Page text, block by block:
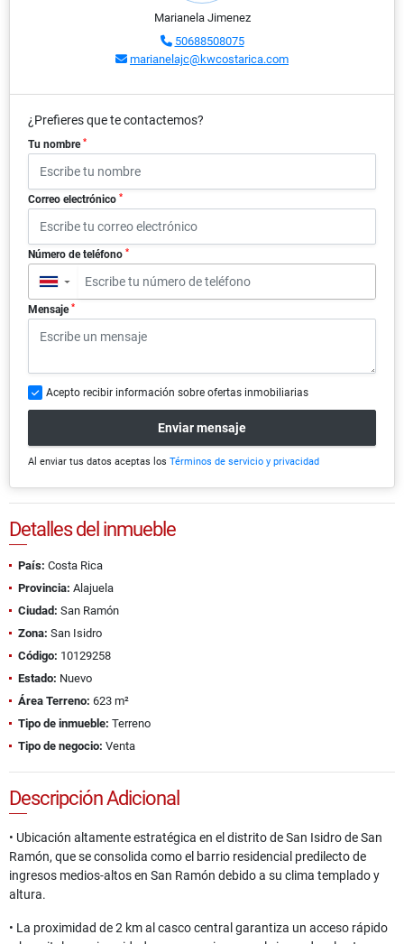
Marianela Jimenez
50688508075
marianelajc@kwcostarica.com
¿Prefieres que te contactemos?
Tu nombre *
Correo electrónico *
Número de teléfono *
▼
Mensaje *
Acepto recibir información sobre ofertas inmobiliarias
Enviar mensaje
Al enviar tus datos aceptas los Términos de servicio y privacidad
Detalles del inmueble
País: Costa Rica
Provincia: Alajuela
Ciudad: San Ramón
Zona: San Isidro
Código: 10129258
Estado: Nuevo
Área Terreno: 623 m²
Tipo de inmueble: Terreno
Tipo de negocio: Venta
Descripción Adicional
• Ubicación altamente estratégica en el distrito de San Isidro de San
Ramón, que se consolida como el barrio residencial predilecto de
ingresos medios-altos en San Ramón debido a su clima templado y
altura.
• La proximidad de 2 km al casco central garantiza un acceso rápido